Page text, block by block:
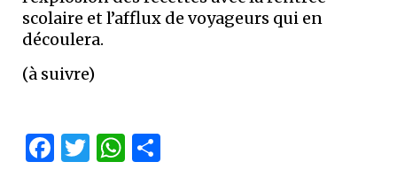
scolaire et l’afflux de voyageurs qui en
découlera.
(à suivre)
Facebook
Twitter
WhatsApp